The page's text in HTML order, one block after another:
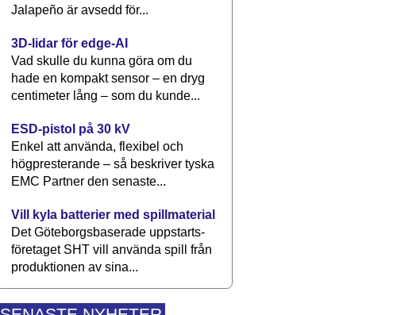
Jalapeño är avsedd för...
3D-lidar för edge-AI
Vad skulle du kunna göra om du
hade en kompakt sensor – en dryg
centimeter lång – som du kunde...
ESD-pistol på 30 kV
Enkel att använda, flexibel och
högpresterande – så beskriver tyska
EMC Partner den senaste...
Vill kyla batterier med spillmaterial
Det Göteborgsbaserade upp­starts­
företaget SHT vill använda spill från
produktionen av sina...